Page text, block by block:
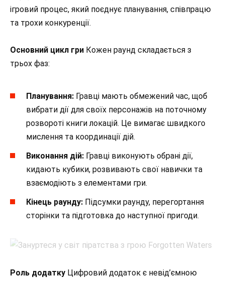
ігровий процес, який поєднує планування, співпрацю
та трохи конкуренції.
Основний цикл гри Кожен раунд складається з
трьох фаз:
Планування: Гравці мають обмежений час, щоб
вибрати дії для своїх персонажів на поточному
розвороті книги локацій. Це вимагає швидкого
мислення та координації дій.
Виконання дій: Гравці виконують обрані дії,
кидають кубики, розвивають свої навички та
взаємодіють з елементами гри.
Кінець раунду: Підсумки раунду, перегортання
сторінки та підготовка до наступної пригоди.
Роль додатку Цифровий додаток є невід’ємною